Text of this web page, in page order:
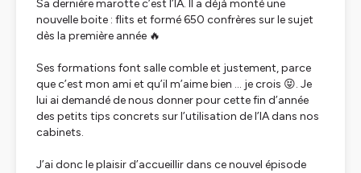
Sa dernière marotte c’est l’IA. Il a déjà monté une
nouvelle boite : flits et formé 650 confrères sur le sujet
dès la première année 🔥
Ses formations font salle comble et justement, parce
que c’est mon ami et qu’il m’aime bien … je crois 😝. Je
lui ai demandé de nous donner pour cette fin d’année
des petits tips concrets sur l’utilisation de l’IA dans nos
cabinets.
J’ai donc le plaisir d’accueillir dans ce nouvel épisode